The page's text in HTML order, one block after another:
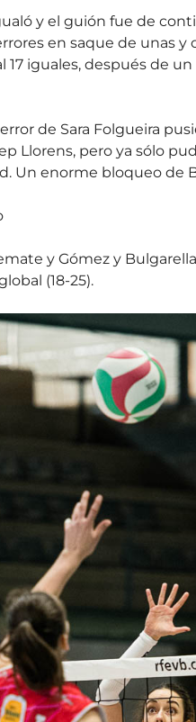
y el guión fue de
en saque de unas
17 iguales, después de
de Sara Folgueira
Llorens, pero ya sólo
Un enorme bloqueo de
y Gómez y
(18-25).